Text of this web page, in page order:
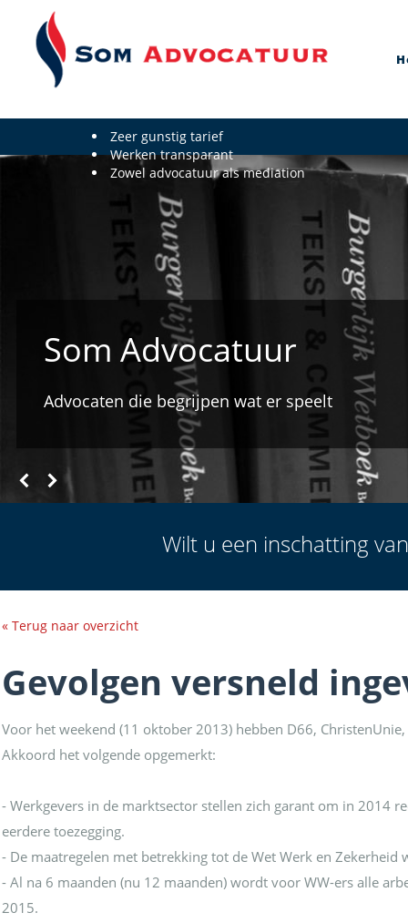
Zeer gunstig tarief
Werken transparant
Zowel advocatuur als mediation
Som Advocatuur
Advocaten die begrijpen wat er speelt
Wilt u een inschatting
« Terug naar overzicht
Gevolgen versneld
Voor het weekend (11 oktober 2013) hebben D66,
Akkoord het volgende opgemerkt:
- Werkgevers in de marktsector stellen zich garant om in 2014
eerdere toezegging.
- De maatregelen met betrekking tot de Wet Werk en
- Al na 6 maanden (nu 12 maanden) wordt voor WW-ers alle
2015.